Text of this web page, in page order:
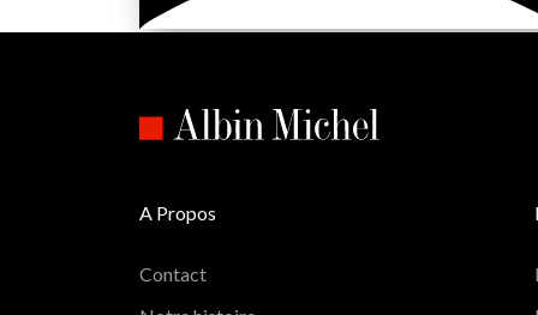
A Propos
Contact